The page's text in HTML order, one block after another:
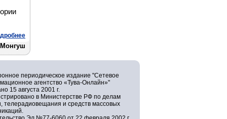
периодическое издание "Сетевое
агентство «Тува-Онлайн»"
15 августа 2001 г.
в Министерстве РФ по делам
телерадиовещания и средств массовых